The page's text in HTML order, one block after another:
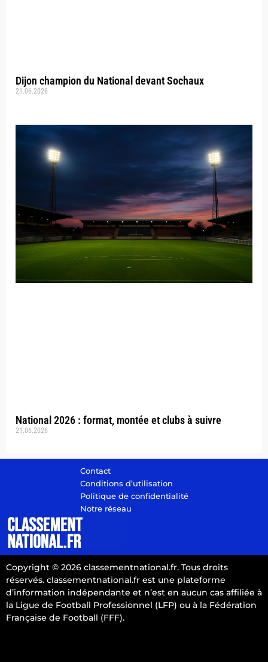
Dijon champion du National devant Sochaux
21.06.2026
National 2026 : format, montée et clubs à suivre
21.06.2026
Contact
Conditions d’utilisation
Politique de confidentialité
Notre réseau
Copyright © 2026 classementnational.fr. Tous droits
réservés. classementnational.fr est une plateforme
d’information indépendante et n’est en aucun cas affiliée à
la Ligue de Football Professionnel (LFP) ou à la Fédération
Française de Football (FFF).